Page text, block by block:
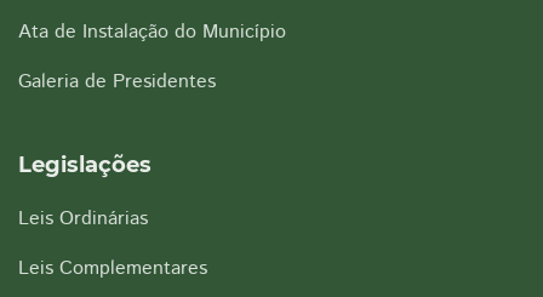
Ata de Instalação do Município
Galeria de Presidentes
Legislações
Leis Ordinárias
Leis Complementares